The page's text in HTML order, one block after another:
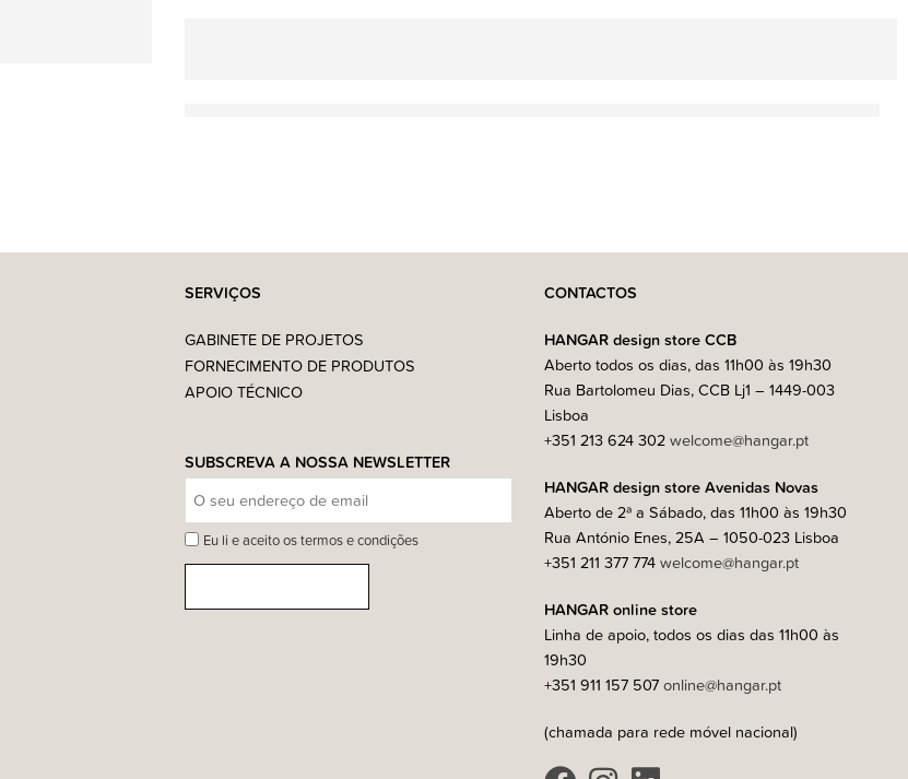
SERVIÇOS
GABINETE DE PROJETOS
FORNECIMENTO DE PRODUTOS
APOIO TÉCNICO
SUBSCREVA A NOSSA NEWSLETTER
Eu li e aceito os termos e condições
CONTACTOS
HANGAR design store CCB
Aberto todos os dias, das 11h00 às 19h30
Rua Bartolomeu Dias, CCB Lj1 – 1449-003
Lisboa
+351 213 624 302welcome@hangar.pt
HANGAR design store Avenidas Novas
Aberto de 2ª a Sábado, das 11h00 às 19h30
Rua António Enes, 25A – 1050-023 Lisboa
+351 211 377 774welcome@hangar.pt
HANGAR online store
Linha de apoio, todos os dias das 11h00 às
19h30
+351 911 157 507online@hangar.pt
(chamada para rede móvel nacional)